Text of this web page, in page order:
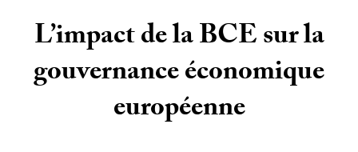
L’impact de laBCEsur la
gouvernance économique
européenne